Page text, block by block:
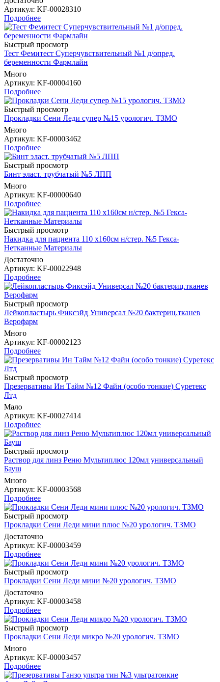
Артикул: KF-00028310
Подробнее
Быстрый просмотр
Тест Фемитест Суперчувствительный №1 д/опред.
беременности Фармлайн
Много
Артикул: KF-00004160
Подробнее
Быстрый просмотр
Прокладки Сени Леди супер №15 урологич. ТЗМО
Много
Артикул: KF-00003462
Подробнее
Быстрый просмотр
Бинт эласт. трубчатый №5 ЛПП
Много
Артикул: KF-00000640
Подробнее
Быстрый просмотр
Накидка для пациента 110 х160см н/стер. №5 Гекса-
Нетканные Материалы
Достаточно
Артикул: KF-00022948
Подробнее
Быстрый просмотр
Лейкопластырь Фиксэйд Универсал №20 бактериц.тканев
Верофарм
Много
Артикул: KF-00002123
Подробнее
Быстрый просмотр
Презервативы Ин Тайм №12 Файн (особо тонкие) Суретекс
Лтд
Мало
Артикул: KF-00027414
Подробнее
Быстрый просмотр
Раствор для линз Реню Мультиплюс 120мл универсальный
Бауш
Много
Артикул: KF-00003568
Подробнее
Быстрый просмотр
Прокладки Сени Леди мини плюс №20 урологич. ТЗМО
Достаточно
Артикул: KF-00003459
Подробнее
Быстрый просмотр
Прокладки Сени Леди мини №20 урологич. ТЗМО
Достаточно
Артикул: KF-00003458
Подробнее
Быстрый просмотр
Прокладки Сени Леди микро №20 урологич. ТЗМО
Много
Артикул: KF-00003457
Подробнее